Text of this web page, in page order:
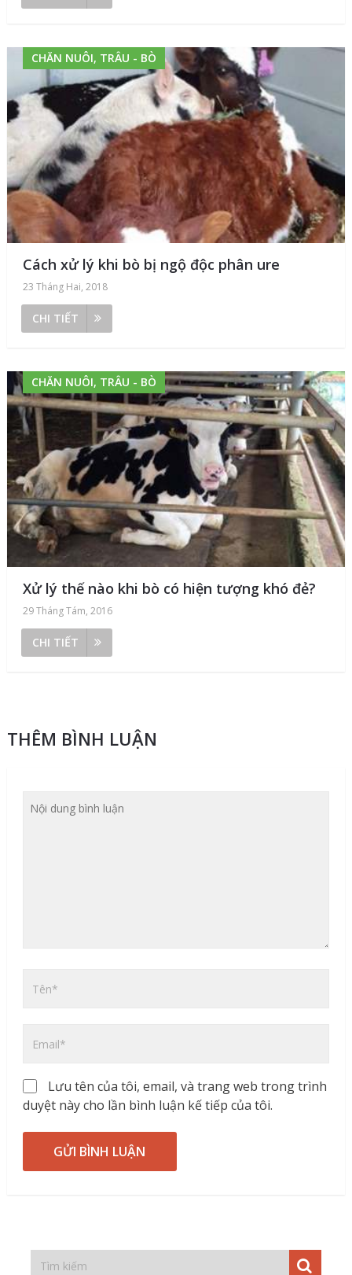
CHĂN NUÔI, TRÂU - BÒ
Cách xử lý khi bò bị ngộ độc phân ure
23 Tháng Hai, 2018
CHI TIẾT
CHĂN NUÔI, TRÂU - BÒ
Xử lý thế nào khi bò có hiện tượng khó đẻ?
29 Tháng Tám, 2016
CHI TIẾT
THÊM BÌNH LUẬN
Lưu tên của tôi, email, và trang web trong trình
duyệt này cho lần bình luận kế tiếp của tôi.